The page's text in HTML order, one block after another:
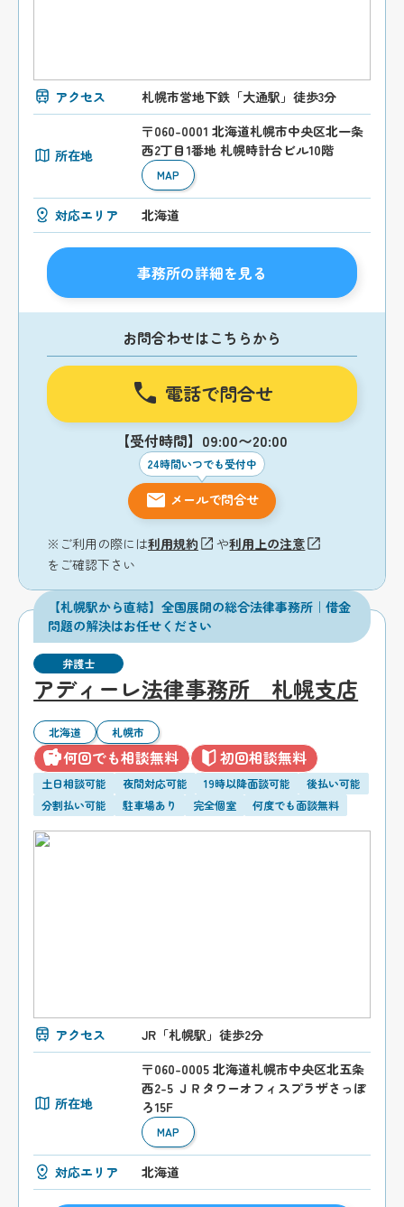
アクセス 札幌市営地下鉄「大通駅」徒歩3分
所在地
〒060-0001 北海道札幌市中央区北一条
西2丁目1番地 札幌時計台ビル10階
MAP
対応エリア 北海道
事務所の詳細を見る
お問合わせはこちらから
電話で問合せ
【受付時間】09:00〜20:00
24時間いつでも受付中
メールで問合せ
※ご利用の際には利用規約 や利用上の注意
をご確認下さい
【札幌駅から直結】全国展開の総合法律事務所｜借金
問題の解決はお任せください
弁護士
アディーレ法律事務所 札幌支店
北海道 札幌市
何回でも相談無料 初回相談無料
土日相談可能 夜間対応可能 19時以降面談可能
後払い可能
分割払い可能
駐車場あり 完全個室 何度でも面談無料
アクセス JR「札幌駅」徒歩2分
所在地
〒060-0005 北海道札幌市中央区北五条
西2-5 ＪＲタワーオフィスプラザさっぽ
ろ15F
MAP
対応エリア 北海道